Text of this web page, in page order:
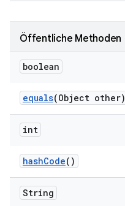
Öffentliche Methoden
boolean
equals(Object other)
int
hashCode()
String